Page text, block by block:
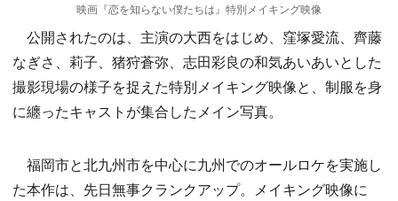
映画『恋を知らない僕たちは』特別メイキング映像
公開されたのは、主演の大西をはじめ、窪塚愛流、齊藤
なぎさ、莉子、猪狩蒼弥、志田彩良の和気あいあいとした
撮影現場の様子を捉えた特別メイキング映像と、制服を身
に纏ったキャストが集合したメイン写真。
福岡市と北九州市を中心に九州でのオールロケを実施し
た本作は、先日無事クランクアップ。メイキング映像に